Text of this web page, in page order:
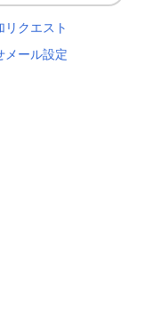
リクエスト
メール設定